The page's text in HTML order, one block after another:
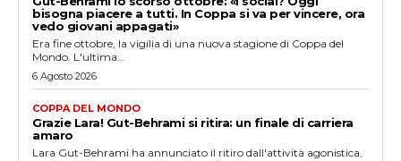
bisogna piacere a tutti. In Coppa si va per vincere, ora
vedo giovani appagati»
Era fine ottobre, la vigilia di una nuova stagione di Coppa del
Mondo. L'ultima...
6 Agosto 2026
COPPA DEL MONDO
Grazie Lara! Gut-Behrami si ritira: un finale di carriera
amaro
Lara Gut-Behrami ha annunciato il ritiro dall'attività agonistica,